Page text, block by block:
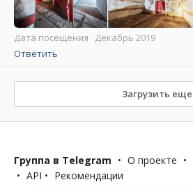
Дата посещения Декабрь 2019
Ответить
Загрузить еще
Группа в Telegram • О проекте •
• API • Рекомендации